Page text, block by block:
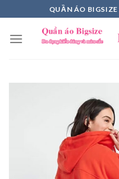
to
content
QUẦN ÁO